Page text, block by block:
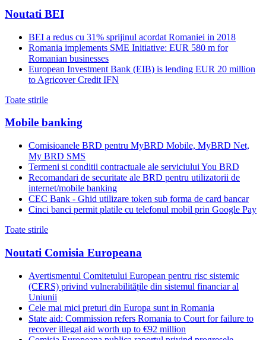
Noutati BEI
BEI a redus cu 31% sprijinul acordat Romaniei in 2018
Romania implements SME Initiative: EUR 580 m for
Romanian businesses
European Investment Bank (EIB) is lending EUR 20 million
to Agricover Credit IFN
Toate stirile
Mobile banking
Comisioanele BRD pentru MyBRD Mobile, MyBRD Net,
My BRD SMS
Termeni si conditii contractuale ale serviciului You BRD
Recomandari de securitate ale BRD pentru utilizatorii de
internet/mobile banking
CEC Bank - Ghid utilizare token sub forma de card bancar
Cinci banci permit platile cu telefonul mobil prin Google Pay
Toate stirile
Noutati Comisia Europeana
Avertismentul Comitetului European pentru risc sistemic
(CERS) privind vulnerabilitățile din sistemul financiar al
Uniunii
Cele mai mici preturi din Europa sunt in Romania
State aid: Commission refers Romania to Court for failure to
recover illegal aid worth up to €92 million